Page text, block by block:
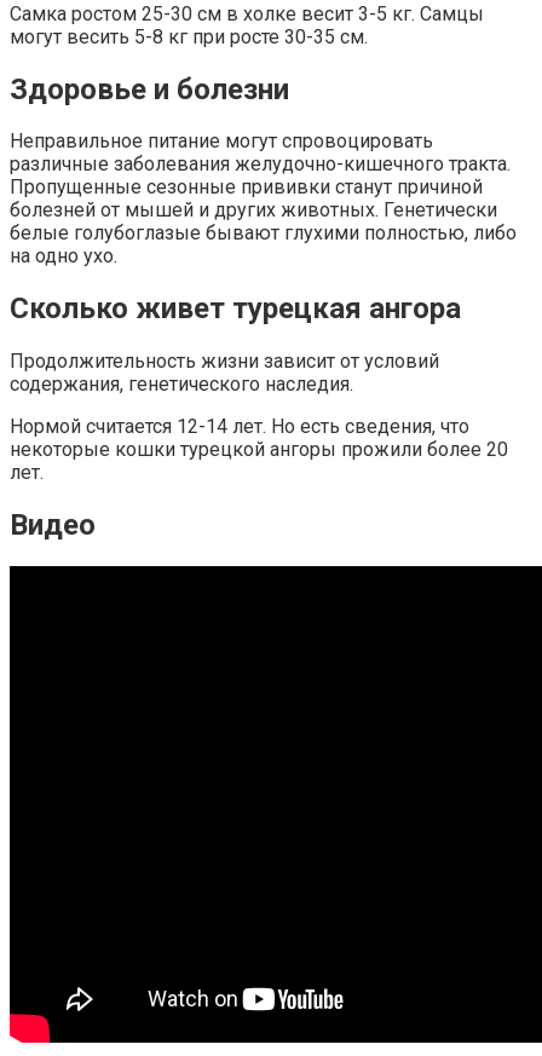
Самка ростом 25-30 см в холке весит 3-5 кг. Самцы
могут весить 5-8 кг при росте 30-35 см.
Здоровье и болезни
Неправильное питание могут спровоцировать
различные заболевания желудочно-кишечного тракта.
Пропущенные сезонные прививки станут причиной
болезней от мышей и других животных. Генетически
белые голубоглазые бывают глухими полностью, либо
на одно ухо.
Сколько живет турецкая ангора
Продолжительность жизни зависит от условий
содержания, генетического наследия.
Нормой считается 12-14 лет. Но есть сведения, что
некоторые кошки турецкой ангоры прожили более 20
лет.
Видео